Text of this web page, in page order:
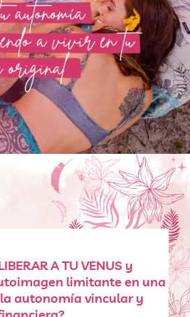
A TU VENUS y
limitante en una
autonomía vincular y